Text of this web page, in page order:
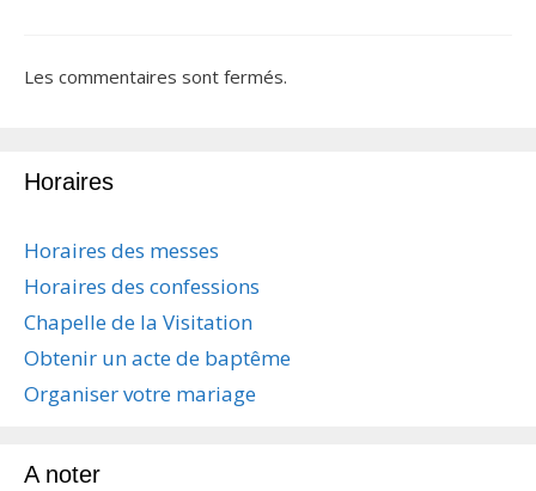
Les commentaires sont fermés.
Horaires
Horaires des messes
Horaires des confessions
Chapelle de la Visitation
Obtenir un acte de baptême
Organiser votre mariage
A noter